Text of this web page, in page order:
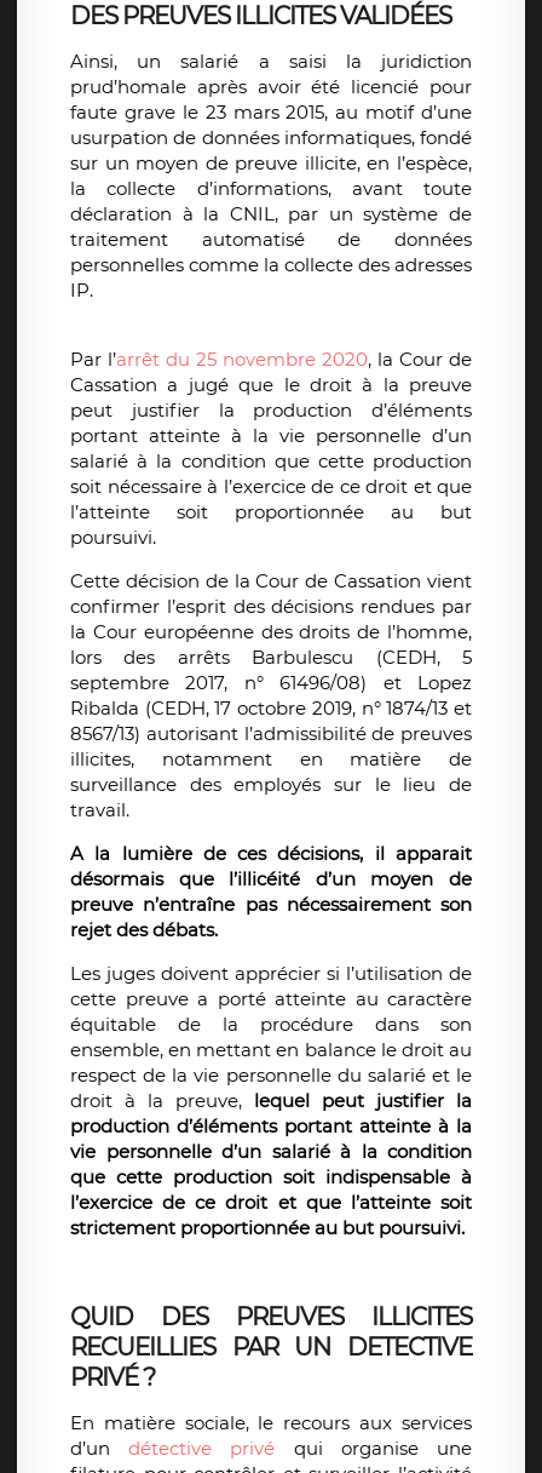
DES PREUVES ILLICITES VALIDÉES
Ainsi, un salarié a saisi la juridiction
prud’homale après avoir été licencié pour
faute grave le 23 mars 2015, au motif d’une
usurpation de données informatiques, fondé
sur un moyen de preuve illicite, en l’espèce,
la collecte d’informations, avant toute
déclaration à la CNIL, par un système de
traitement automatisé de données
personnelles comme la collecte des adresses
IP.
Par l’arrêt du 25 novembre 2020, la Cour de
Cassation a jugé que le droit à la preuve
peut justifier la production d’éléments
portant atteinte à la vie personnelle d’un
salarié à la condition que cette production
soit nécessaire à l’exercice de ce droit et que
l’atteinte soit proportionnée au but
poursuivi.
Cette décision de la Cour de Cassation vient
confirmer l’esprit des décisions rendues par
la Cour européenne des droits de l’homme,
lors des arrêts Barbulescu (CEDH, 5
septembre 2017, n° 61496/08) et Lopez
Ribalda (CEDH, 17 octobre 2019, n° 1874/13 et
8567/13) autorisant l’admissibilité de preuves
illicites, notamment en matière de
surveillance des employés sur le lieu de
travail.
A la lumière de ces décisions, il apparait
désormais que l’illicéité d’un moyen de
preuve n’entraîne pas nécessairement son
rejet des débats.
Les juges doivent apprécier si l’utilisation de
cette preuve a porté atteinte au caractère
équitable de la procédure dans son
ensemble, en mettant en balance le droit au
respect de la vie personnelle du salarié et le
droit à la preuve, lequel peut justifier la
production d’éléments portant atteinte à la
vie personnelle d’un salarié à la condition
que cette production soit indispensable à
l’exercice de ce droit et que l’atteinte soit
strictement proportionnée au but poursuivi.
QUID DES PREUVES ILLICITES
RECUEILLIES PAR UN DETECTIVE
PRIVÉ ?
En matière sociale, le recours aux services
d’undétective privé qui organise une